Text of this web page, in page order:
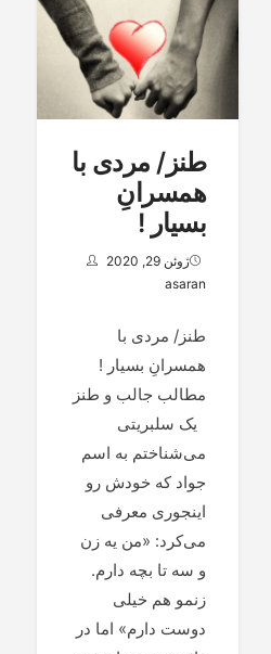
طنز/ مردی با
همسرانِ
بسیار !
ژوئن 29, 2020
asaran
طنز/ مردی با
همسرانِ بسیار !
مطالب جالب و طنز
یک سلبریتی
می‌شناختم به اسم
جواد که خودش رو
اینجوری معرفی
می‌کرد: «من یه زن
و سه تا بچه دارم.
زنمو هم خیلی
دوست دارم» اما در